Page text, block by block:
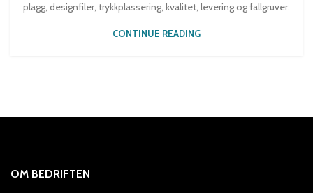
plagg, designfiler, trykkplassering, kvalitet, levering og fallgruver.
CONTINUE READING
OM BEDRIFTEN